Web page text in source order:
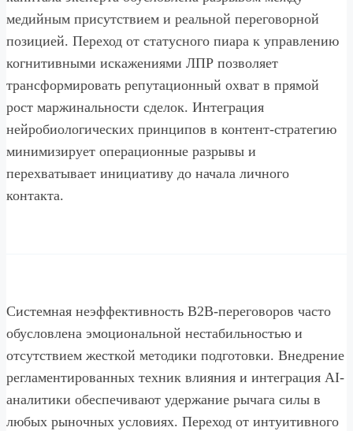
медийным присутствием и реальной переговорной
позицией. Переход от статусного пиара к управлению
когнитивными искажениями ЛПР позволяет
трансформировать репутационный охват в прямой
рост маржинальности сделок. Интеграция
нейробиологических принципов в контент-стратегию
минимизирует операционные разрывы и
перехватывает инициативу до начала личного
контакта.
Системная неэффективность B2B-переговоров часто
обусловлена эмоциональной нестабильностью и
отсутствием жесткой методики подготовки. Внедрение
регламентированных техник влияния и интеграция AI-
аналитики обеспечивают удержание рычага силы в
любых рыночных условиях. Переход от интуитивного